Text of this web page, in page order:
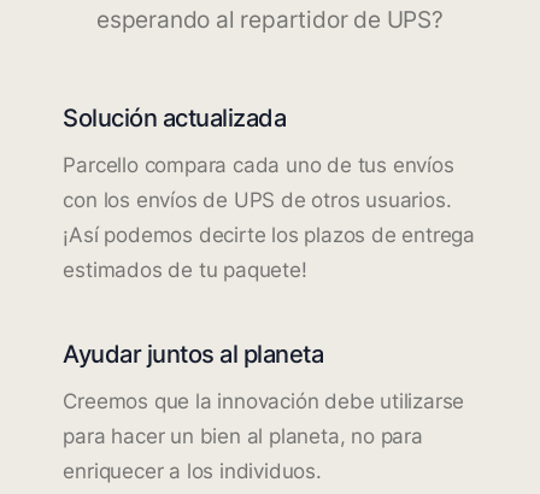
esperando al repartidor de UPS?
Solución actualizada
Parcello compara cada uno de tus envíos
con los envíos de UPS de otros usuarios.
¡Así podemos decirte los plazos de entrega
estimados de tu paquete!
Ayudar juntos al planeta
Creemos que la innovación debe utilizarse
para hacer un bien al planeta, no para
enriquecer a los individuos.